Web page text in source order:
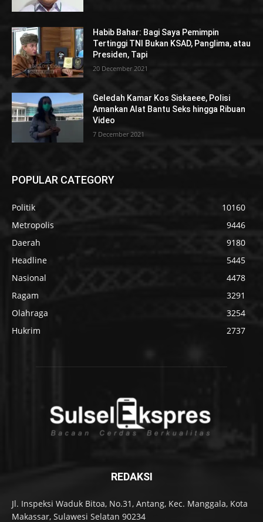
Habib Bahar: Bagi Saya Pemimpin
Tertinggi TNI Bukan KSAD, Panglima, atau
Presiden, Tapi
20 December 2021
Geledah Kamar Kos Siskaeee, Polisi
Amankan Alat Bantu Seks hingga Ribuan
Video
7 December 2021
POPULAR CATEGORY
Politik
10160
Metropolis
9446
Daerah
9180
Headline
5445
Nasional
4478
Ragam
3291
Olahraga
3254
Hukrim
2737
REDAKSI
Jl. Inspeksi Waduk Bitoa, No.31, Antang, Kec. Manggala, Kota
Makassar, Sulawesi Selatan 90234